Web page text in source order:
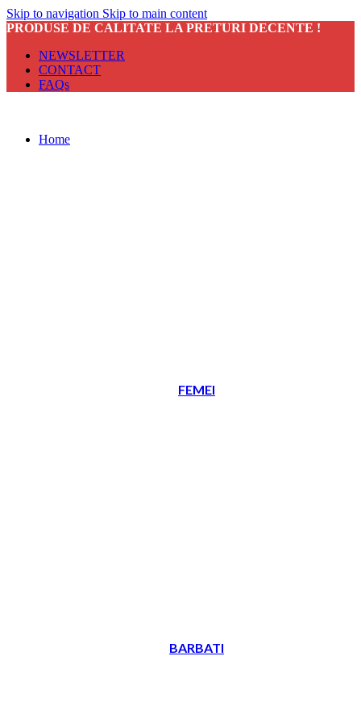
Skip to navigation Skip to main content
PRODUSE DE CALITATE LA PRETURI DECENTE !
NEWSLETTER
CONTACT
FAQs
Home
FEMEI
BARBATI